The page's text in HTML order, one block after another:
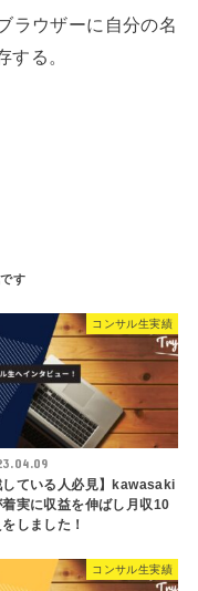
ラウザーに自分の名
する。
コンサル生実績
している人必見】kawasaki
着実に収益を伸ばし月収10
しました！
コンサル生実績